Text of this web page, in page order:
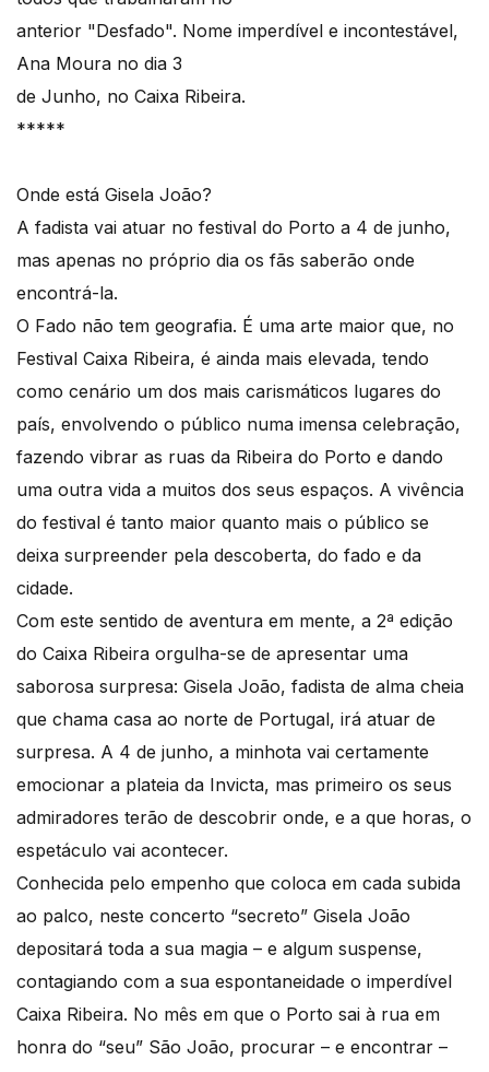
anterior "Desfado". Nome imperdível e incontestável,
Ana Moura no dia 3
de Junho, no Caixa Ribeira.
*****
Onde está Gisela João?
A fadista vai atuar no festival do Porto a 4 de junho,
mas apenas no próprio dia os fãs saberão onde
encontrá-la.
O Fado não tem geografia. É uma arte maior que, no
Festival Caixa Ribeira, é ainda mais elevada, tendo
como cenário um dos mais carismáticos lugares do
país, envolvendo o público numa imensa celebração,
fazendo vibrar as ruas da Ribeira do Porto e dando
uma outra vida a muitos dos seus espaços. A vivência
do festival é tanto maior quanto mais o público se
deixa surpreender pela descoberta, do fado e da
cidade.
Com este sentido de aventura em mente, a 2ª edição
do Caixa Ribeira orgulha-se de apresentar uma
saborosa surpresa: Gisela João, fadista de alma cheia
que chama casa ao norte de Portugal, irá atuar de
surpresa. A 4 de junho, a minhota vai certamente
emocionar a plateia da Invicta, mas primeiro os seus
admiradores terão de descobrir onde, e a que horas, o
espetáculo vai acontecer.
Conhecida pelo empenho que coloca em cada subida
ao palco, neste concerto “secreto” Gisela João
depositará toda a sua magia – e algum suspense,
contagiando com a sua espontaneidade o imperdível
Caixa Ribeira. No mês em que o Porto sai à rua em
honra do “seu” São João, procurar – e encontrar –